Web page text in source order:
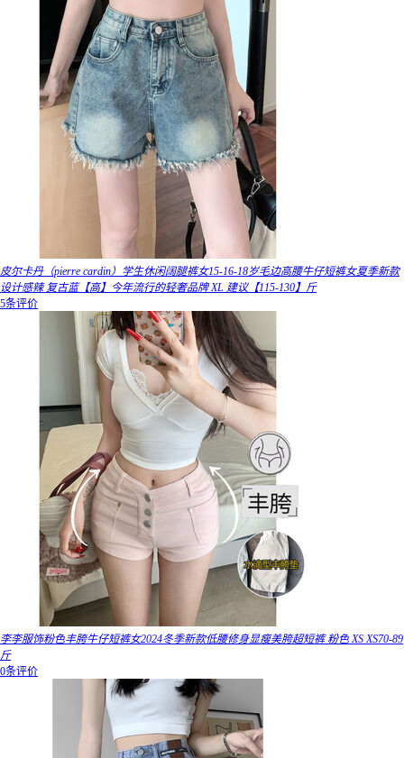
皮尔卡丹（pierre cardin）学生休闲阔腿裤女15-16-18岁毛边高腰牛仔短裤女夏季新款
设计感辣 复古蓝【高】今年流行的轻奢品牌 XL 建议【115-130】斤
5条评价
李李服饰粉色丰胯牛仔短裤女2024冬季新款低腰修身显瘦美胯超短裤 粉色 XS XS70-89
斤
0条评价